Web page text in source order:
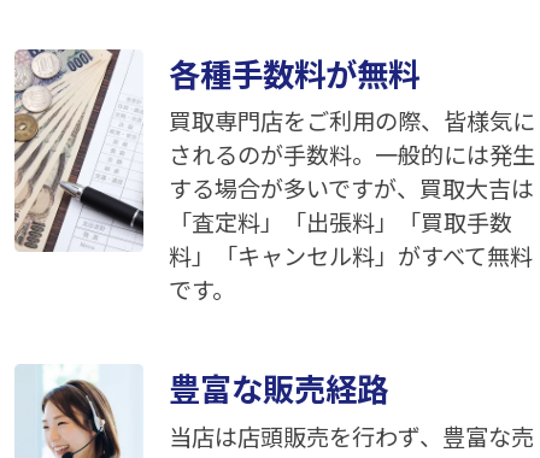
各種手数料が無料
買取専門店をご利用の際、皆様気に
されるのが手数料。一般的には発生
する場合が多いですが、買取大吉は
「査定料」「出張料」「買取手数
料」「キャンセル料」がすべて無料
です。
豊富な販売経路
当店は店頭販売を行わず、豊富な売